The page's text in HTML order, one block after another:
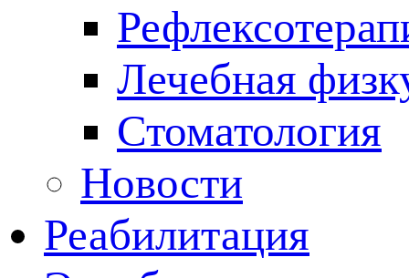
Лечебная
Стоматология
Новости
Реабилитация